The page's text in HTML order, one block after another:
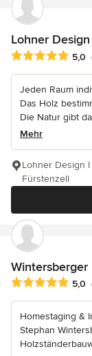
Lohner
5,0
Jeden Raum
Das Holz
Die Natur gibt
Mehr
Lohner Design
Fürstenzell
Wintersberger
5,0
Homestaging &
Stephan